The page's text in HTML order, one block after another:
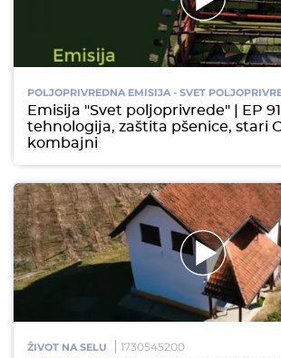
POLJOPRIVREDNA EMISIJA - SVET
Emisija "Svet poljoprivrede" | EP
tehnologija, zaštita pšenice, stari
kombajni
ŽIVOT NA SELU 1730545200